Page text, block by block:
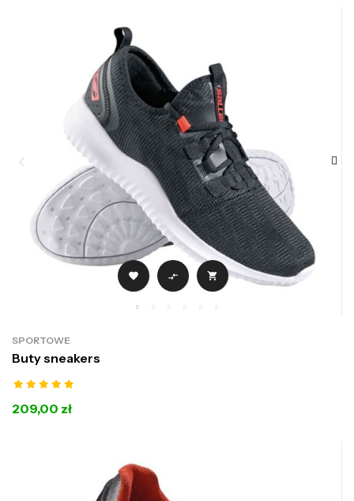
  
SPORTOWE
Buty sneakers
209,00 zł